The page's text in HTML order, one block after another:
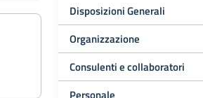
Disposizioni Generali
Organizzazione
Consulenti e collaboratori